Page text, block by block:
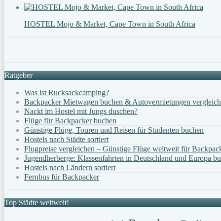
HOSTEL Mojo & Market, Cape Town in South Africa
Ratgeber
Was ist Rucksackcamping?
Backpacker Mietwagen buchen & Autovermietungen
Nackt im Hostel mit Jungs duschen?
Flüge für Backpacker buchen
Günstige Flüge, Touren und Reisen für Studenten buchen
Hostels nach Städte sortiert
Flugpreise vergleichen – Günstige Flüge weltweit für
Jugendherberge: Klassenfahrten in Deutschland und Europa
Hostels nach Ländern sortiert
Fernbus für Backpacker
Top Städte weltweit!